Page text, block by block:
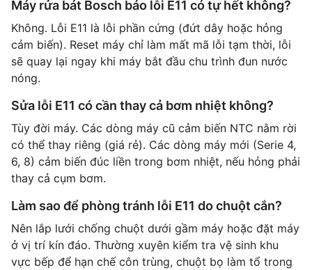
Máy rửa bát Bosch báo lỗi E11 có tự hết không?
Không. Lỗi E11 là lỗi phần cứng (đứt dây hoặc hỏng
cảm biến). Reset máy chỉ làm mất mã lỗi tạm thời, lỗi
sẽ quay lại ngay khi máy bắt đầu chu trình đun nước
nóng.
Sửa lỗi E11 có cần thay cả bơm nhiệt không?
Tùy đời máy. Các dòng máy cũ cảm biến NTC nằm rời
có thể thay riêng (giá rẻ). Các dòng máy mới (Serie 4,
6, 8) cảm biến đúc liền trong bơm nhiệt, nếu hỏng phải
thay cả cụm bơm.
Làm sao để phòng tránh lỗi E11 do chuột cắn?
Nên lắp lưới chống chuột dưới gầm máy hoặc đặt máy
ở vị trí kín đáo. Thường xuyên kiểm tra vệ sinh khu
vực bếp để hạn chế côn trùng, chuột bọ làm tổ trong